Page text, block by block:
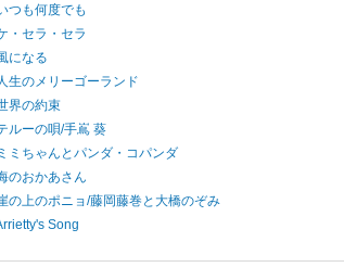
つも何度でも
・セラ・セラ
になる
生のメリーゴーランド
界の約束
ルーの唄/手嶌 葵
ミミちゃんとパンダ・コパンダ
のおかあさん
の上のポニョ/藤岡藤巻と大橋のぞみ
Song